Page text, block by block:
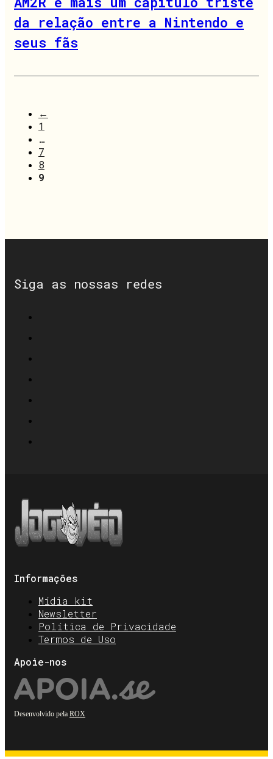
da relação entre a Nintendo e
seus fãs
←
1
…
7
8
9
Siga as nossas redes
Informações
Mídia kit
Newsletter
Política de Privacidade
Termos de Uso
Apoie-nos
Desenvolvido pela ROX